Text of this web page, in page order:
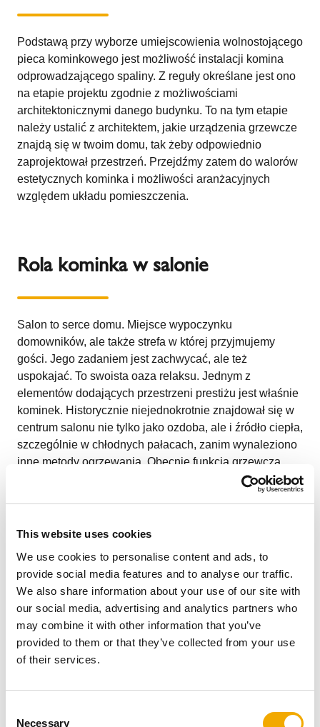
This website uses cookies
We use cookies to personalise content and ads, to
provide social media features and to analyse our traffic.
We also share information about your use of our site with
our social media, advertising and analytics partners who
may combine it with other information that you’ve
provided to them or that they’ve collected from your use
of their services.
Necessary
Podstawą przy wyborze umiejscowienia wolnostojącego
pieca kominkowego jest możliwość instalacji komina
odprowadzającego spaliny. Z reguły określane jest ono
na etapie projektu zgodnie z możliwościami
architektonicznymi danego budynku. To na tym etapie
należy ustalić z architektem, jakie urządzenia grzewcze
znajdą się w twoim domu, tak żeby odpowiednio
zaprojektował przestrzeń. Przejdźmy zatem do walorów
estetycznych kominka i możliwości aranżacyjnych
względem układu pomieszczenia.
Rola kominka w salonie
Salon to serce domu. Miejsce wypoczynku
domowników, ale także strefa w której przyjmujemy
gości. Jego zadaniem jest zachwycać, ale też
uspokajać. To swoista oaza relaksu. Jednym z
elementów dodających przestrzeni prestiżu jest właśnie
kominek. Historycznie niejednokrotnie znajdował się w
centrum salonu nie tylko jako ozdoba, ale i źródło ciepła,
szczególnie w chłodnych pałacach, zanim wynaleziono
inne metody ogrzewania. Obecnie funkcja grzewcza
kominka jest poboczna (dodatkowe źródło ciepła gdy
potrzeba nam dogrzania w nie najzimniejsze dni). Liczy
Układ pomieszczenia a położenia
wolnostojącego pieca
kominkowego